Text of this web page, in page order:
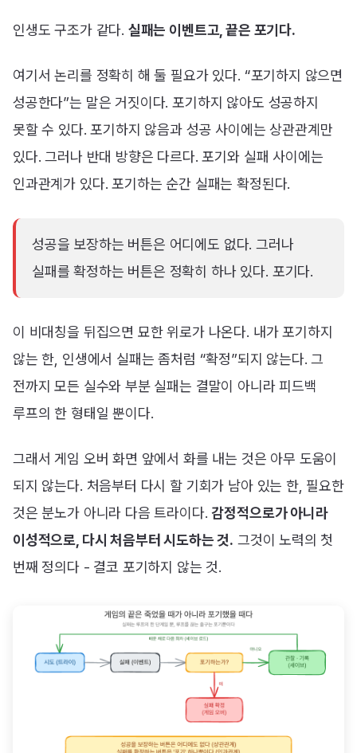
인생도 구조가 같다. 실패는 이벤트고, 끝은 포기다.
여기서 논리를 정확히 해 둘 필요가 있다. “포기하지 않으면
성공한다”는 말은 거짓이다. 포기하지 않아도 성공하지
못할 수 있다. 포기하지 않음과 성공 사이에는 상관관계만
있다. 그러나 반대 방향은 다르다. 포기와 실패 사이에는
인과관계가 있다. 포기하는 순간 실패는 확정된다.
성공을 보장하는 버튼은 어디에도 없다. 그러나
실패를 확정하는 버튼은 정확히 하나 있다. 포기다.
이 비대칭을 뒤집으면 묘한 위로가 나온다. 내가 포기하지
않는 한, 인생에서 실패는 좀처럼 “확정”되지 않는다. 그
전까지 모든 실수와 부분 실패는 결말이 아니라 피드백
루프의 한 형태일 뿐이다.
그래서 게임 오버 화면 앞에서 화를 내는 것은 아무 도움이
되지 않는다. 처음부터 다시 할 기회가 남아 있는 한, 필요한
것은 분노가 아니라 다음 트라이다.감정적으로가 아니라
이성적으로, 다시 처음부터 시도하는 것. 그것이 노력의 첫
번째 정의다 - 결코 포기하지 않는 것.